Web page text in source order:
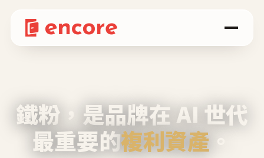
鐵粉，是品牌在 AI 世代
最重要的複利資產 。